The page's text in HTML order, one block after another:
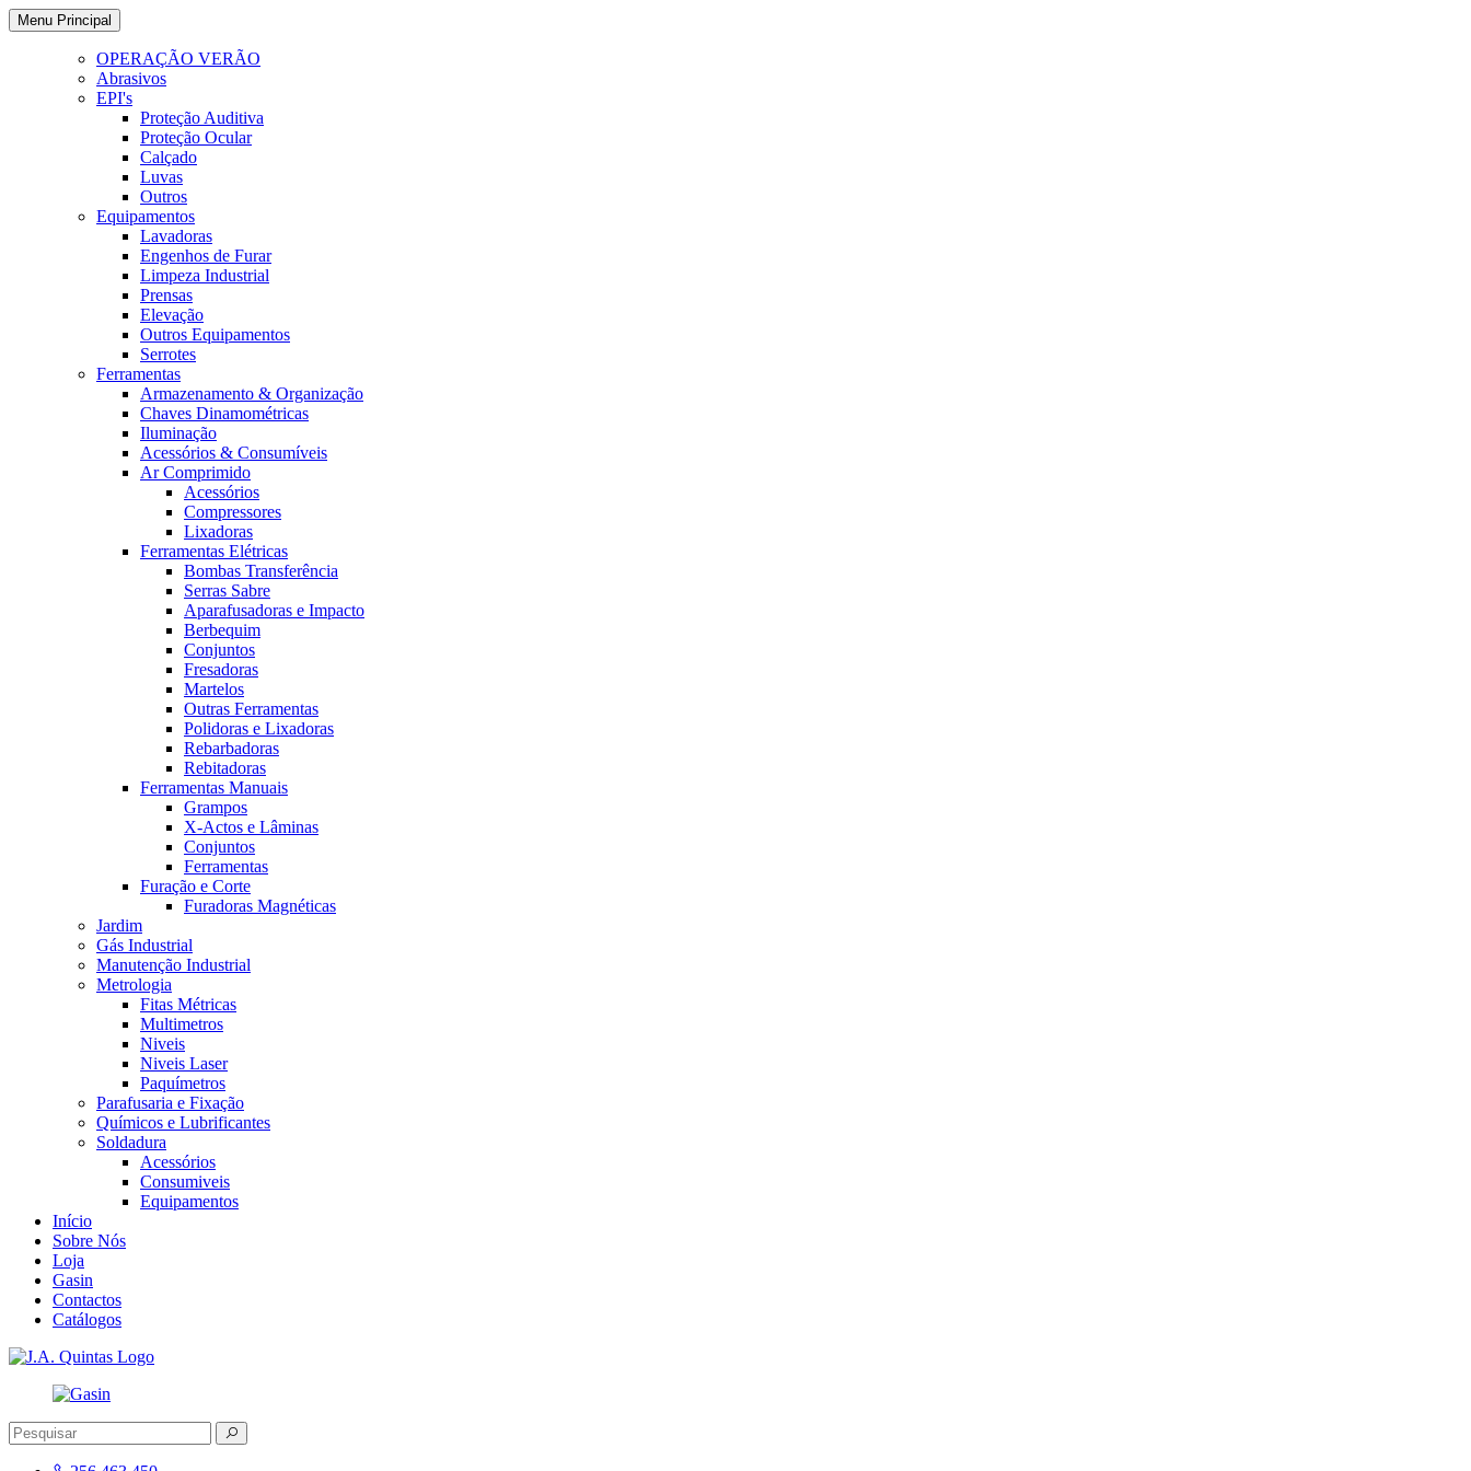
Ir
para
Menu Principal
OPERAÇÃO VERÃO
Abrasivos
EPI's
Proteção Auditiva
Proteção Ocular
Calçado
Luvas
Outros
Equipamentos
Lavadoras
Engenhos de Furar
Limpeza Industrial
Prensas
Elevação
Outros Equipamentos
Serrotes
Ferramentas
Armazenamento & Organização
Chaves Dinamométricas
Iluminação
Acessórios & Consumíveis
Ar Comprimido
Acessórios
Compressores
Lixadoras
Ferramentas Elétricas
Bombas Transferência
Serras Sabre
Aparafusadoras e Impacto
Berbequim
Conjuntos
Fresadoras
Martelos
Outras Ferramentas
Polidoras e Lixadoras
Rebarbadoras
Rebitadoras
Ferramentas Manuais
Grampos
X-Actos e Lâminas
Conjuntos
Ferramentas
Furação e Corte
Furadoras Magnéticas
Jardim
Gás Industrial
Manutenção Industrial
Metrologia
Fitas Métricas
Multimetros
Niveis
Niveis Laser
Paquímetros
Parafusaria e Fixação
Químicos e Lubrificantes
Soldadura
Acessórios
Consumiveis
Equipamentos
Início
Sobre Nós
Loja
Gasin
Contactos
Catálogos
J.A. Quintas
Equipamento e acessórios para a indústria